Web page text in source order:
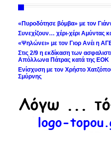
«Πυροδότησε βόμβα» με τον
Συνεχίζουν… χέρι-χέρι Αμύντας
«Ψηλώνει» με τον Γιορ Ανέι η
Στις 2/9 η εκδίκαση των
Απόλλωνα Πάτρας κατά της ΕΟΚ
Ενίσχυση με τον Χρήστο
Σμύρνης